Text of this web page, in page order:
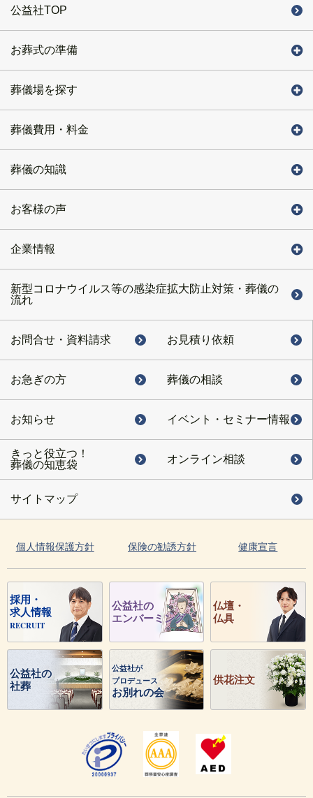
公益社TOP
お葬式の準備
葬儀場を探す
葬儀費用・料金
葬儀の知識
お客様の声
企業情報
新型コロナウイルス等の感染症拡大防止対策・葬儀の
流れ
お問合せ・ 資料請求 お見積り依頼
お急ぎの方 葬儀の相談
お知らせ イベント・ セミナー情報
きっと役立つ！
葬儀の知恵袋
オンライン相談
サイトマップ
個人情報保護方針 保険の勧誘方針 健康宣言
採用・
求人情報
RECRUIT
公益社の
エンバーミング
仏壇・
仏具
公益社の
社葬
公益社が
プロデュース
お別れの会
供花注文